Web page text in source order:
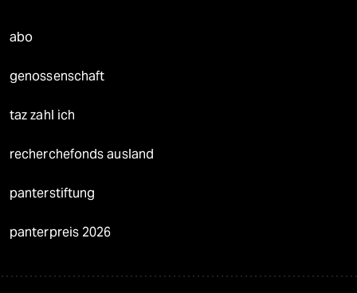
abo
genossenschaft
taz zahl ich
recherchefonds ausland
panterstiftung
panterpreis 2026